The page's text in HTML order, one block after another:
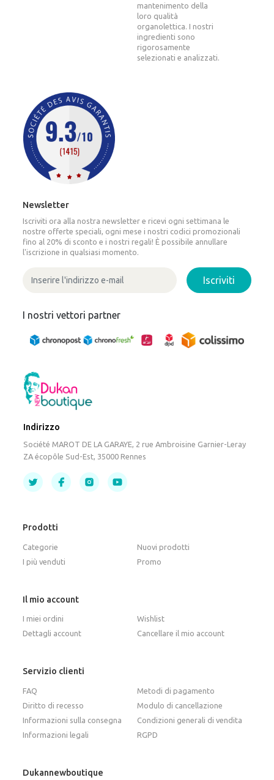
mantenimento della
loro qualità
organolettica. I nostri
ingredienti sono
rigorosamente
selezionati e analizzati.
Newsletter
Iscriviti ora alla nostra newsletter e ricevi ogni settimana le
nostre offerte speciali, ogni mese i nostri codici promozionali
fino al 20% di sconto e i nostri regali! È possibile annullare
l'iscrizione in qualsiasi momento.
Iscriviti
I nostri vettori partner
Indirizzo
Société MAROT DE LA GARAYE, 2 rue Ambroisine Garnier-Leray
ZA écopôle Sud-Est, 35000 Rennes
Prodotti
Categorie
Nuovi prodotti
I più venduti
Promo
Il mio account
I miei ordini
Wishlist
Dettagli account
Cancellare il mio account
Servizio clienti
FAQ
Metodi di pagamento
Diritto di recesso
Modulo di cancellazione
Informazioni sulla consegna
Condizioni generali di vendita
Informazioni legali
RGPD
Dukannewboutique